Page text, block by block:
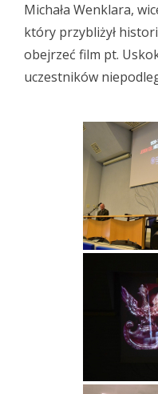
Michała Wenklara,
który przybliżył
obejrzeć film pt.
uczestników